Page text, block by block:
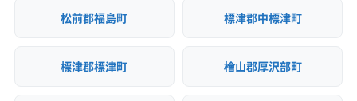
松前郡福島町 標津郡中標津町
標津郡標津町 檜山郡厚沢部町